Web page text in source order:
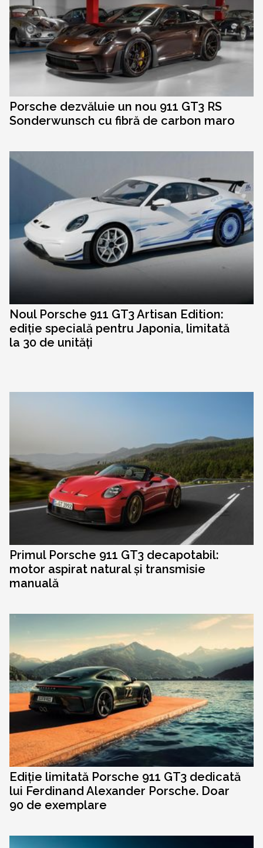
Porsche dezvăluie un nou 911 GT3 RS
Sonderwunsch cu fibră de carbon maro
Noul Porsche 911 GT3 Artisan Edition:
ediție specială pentru Japonia, limitată
la 30 de unități
Primul Porsche 911 GT3 decapotabil:
motor aspirat natural și transmisie
manuală
Ediție limitată Porsche 911 GT3 dedicată
lui Ferdinand Alexander Porsche. Doar
90 de exemplare